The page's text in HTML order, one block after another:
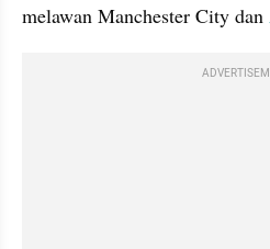
melawan Manchester City dan